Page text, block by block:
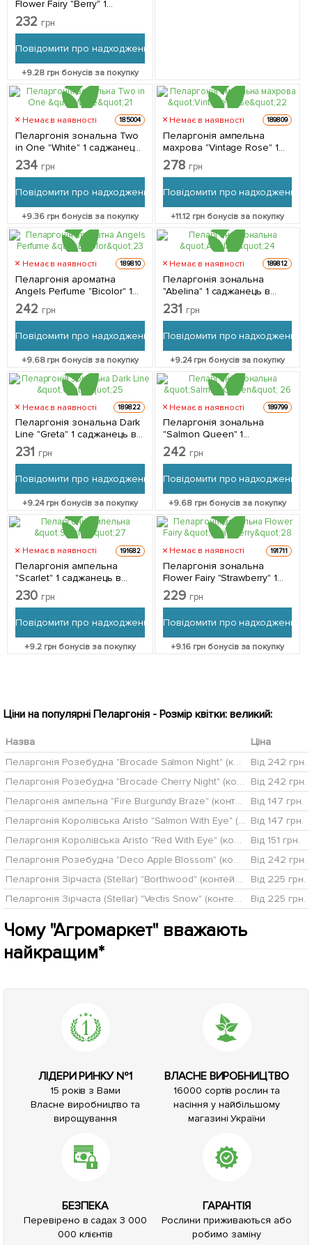
Flower Fairy "Berry" 1
саджанець в упаковці
232 грн
Повідомити про надходження
+9.28 грн бонусів за покупку
Немає в наявності 185004
Пеларгонія зональна Two
in One "White" 1 саджанець
в упаковці
234 грн
Повідомити про надходження
+9.36 грн бонусів за покупку
Немає в наявності 189809
Пеларгонія ампельна
махрова "Vintage Rose" 1
саджанець в упаковці
278 грн
Повідомити про надходження
+11.12 грн бонусів за покупку
Немає в наявності 189810
Пеларгонія ароматна
Angels Perfume "Bicolor" 1
саджанець в упаковці
242 грн
Повідомити про надходження
+9.68грн бонусів за покупку
Немає в наявності 189812
Пеларгонія зональна
"Abelina" 1 саджанець в
упаковці
231 грн
Повідомити про надходження
+9.24грн бонусів за покупку
Немає в наявності 189822
Пеларгонія зональна Dark
Line "Greta" 1 саджанець в
упаковці
231 грн
Повідомити про надходження
+9.24грн бонусів за покупку
Немає в наявності 189799
Пеларгонія зональна
"Salmon Queen" 1
саджанець в упаковці
242 грн
Повідомити про надходження
+9.68 грн бонусів за покупку
Немає в наявності 191682
Пеларгонія ампельна
"Scarlet" 1 саджанець в
упаковці
230 грн
Повідомити про надходження
+9.2 грн бонусів за покупку
Немає в наявності 191711
Пеларгонія зональна
Flower Fairy "Strawberry" 1
саджанець в упаковці
229 грн
Повідомити про надходження
+9.16грн бонусів за покупку
Ціни на популярні Пеларгонія - Розмір квітки: великий:
Назва
Ціна
Пеларгонія Розебудна "Brocade Salmon Night" (контейнер № 10, висота 10-20 см)
Від 242 грн.
Пеларгонія Розебудна "Brocade Cherry Night" (контейнер № 10, висота 10-20 см)
Від 242 грн.
Пеларгонія ампельна "Fire Burgundy Braze" (контейнер № 10, висота 10-20 см)
Від 147 грн.
Пеларгонія Королівська Aristo "Salmon With Eye" (контейнер № 10, висота 10-20 см) Від 147 грн.
Пеларгонія Королівська Aristo "Red With Eye" (контейнер № 10, висота 10-20 см)
Від 151 грн.
Пеларгонія Розебудна "Deco Apple Blossom" (контейнер № 10, висота 10-20 см)
Від 242 грн.
Пеларгонія Зірчаста (Stellar) "Borthwood" (контейнер № 10, висота 10-20 см)
Від 225 грн.
Пеларгонія Зірчаста (Stellar) "Vectis Snow" (контейнер № 10, висота 10-20 см)
Від 225 грн.
Чому "Агромаркет" вважають
найкращим*
ЛІДЕРИ РИНКУ №1
15 років з Вами
Власне виробництво та
вирощування
ВЛАСНЕ ВИРОБНИЦТВО
16000 сортів рослин та
насіння у найбільшому
магазині України
БЕЗПЕКА
Перевірено в садах 3 000
000 клієнтів
ГАРАНТІЯ
Рослини приживаються або
робимо заміну